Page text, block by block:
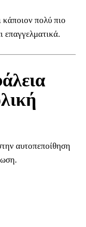
κάποιον πολύ πιο
αυτοπεποίθηση